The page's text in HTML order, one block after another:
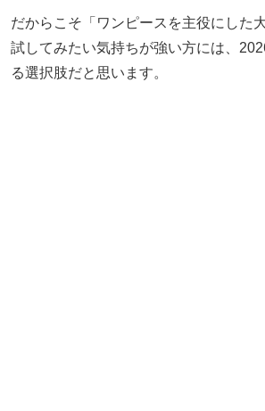
だからこそ「ワンピースを主役にした
試してみたい気持ちが強い方には、
る選択肢だと思います。